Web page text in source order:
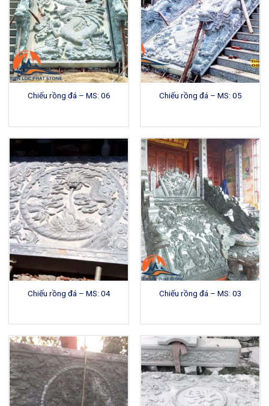
Chiếu rồng đá – MS: 06 Chiếu rồng đá – MS: 05
Chiếu rồng đá – MS: 04 Chiếu rồng đá – MS: 03